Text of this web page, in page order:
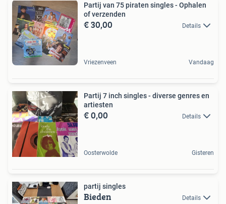
Partij van 75 piraten singles - Ophalen
of verzenden
€ 30,00 Details
Vriezenveen Vandaag
Partij 7 inch singles - diverse genres en
artiesten
€ 0,00 Details
Oosterwolde Gisteren
partij singles
Bieden Details